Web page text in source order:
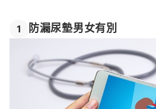
1 防漏尿墊男女有別